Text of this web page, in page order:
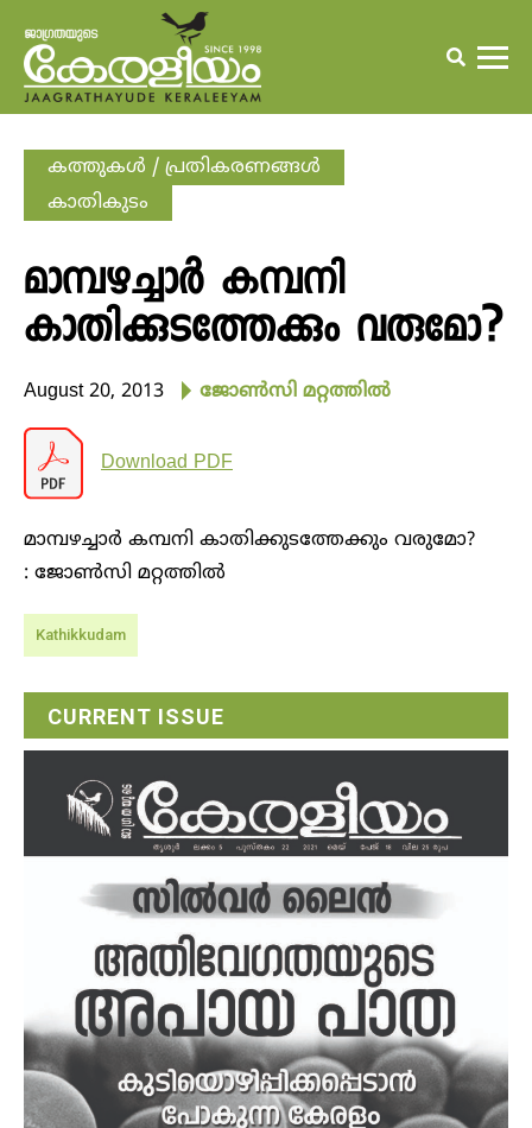
കത്തുകള്‍ / പ്രതികരണങ്ങള്‍
കാതികുടം
മാമ്പഴച്ചാര്‍ കമ്പനി
കാതിക്കുടത്തേക്കും വരുമോ?
August 20, 2013 ജോണ്‍സി മറ്റത്തില്‍
Download PDF
മാമ്പഴച്ചാര്‍ കമ്പനി കാതിക്കുടത്തേക്കും വരുമോ?
: ജോണ്‍സി മറ്റത്തില്‍
Kathikkudam
CURRENT ISSUE